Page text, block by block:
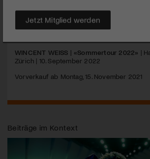
MEHR
WINCENT WEISS | «Sommertour 2022» |
Zürich | 10. September 2022
Vorverkauf ab Montag, 15. November 2021
Beiträge im Kontext
Jetzt Mitglied werden